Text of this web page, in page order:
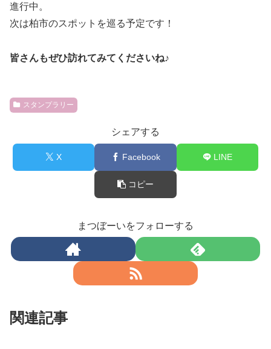
進行中。
次は柏市のスポットを巡る予定です！
皆さんもぜひ訪れてみてくださいね♪
スタンプラリー
シェアする
X Facebook LINE
コピー
まつぼーいをフォローする
関連記事